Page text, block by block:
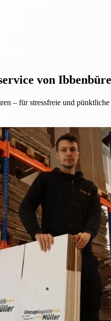
von
– für stressfreie und